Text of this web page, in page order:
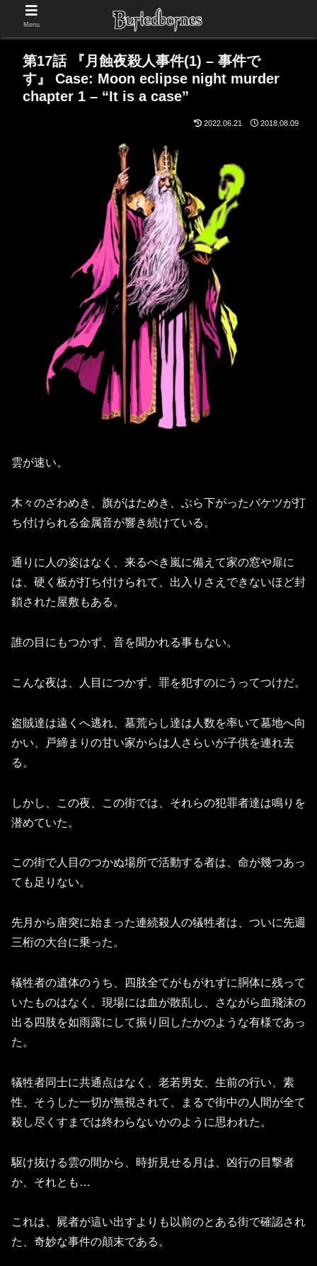
第17話 『月蝕夜殺人事件(1) – 事件で
す』 Case: Moon eclipse night murder
chapter 1 – “It is a case”
2022.06.21 2018.08.09
雲が速い。
木々のざわめき、旗がはためき、ぶら下がったバケツが打
ち付けられる金属音が響き続けている。
通りに人の姿はなく、来るべき嵐に備えて家の窓や扉に
は、硬く板が打ち付けられて、出入りさえできないほど封
鎖された屋敷もある。
誰の目にもつかず、音を聞かれる事もない。
こんな夜は、人目につかず、罪を犯すのにうってつけだ。
盗賊達は遠くへ逃れ、墓荒らし達は人数を率いて墓地へ向
かい、戸締まりの甘い家からは人さらいが子供を連れ去
る。
しかし、この夜、この街では、それらの犯罪者達は鳴りを
潜めていた。
この街で人目のつかぬ場所で活動する者は、命が幾つあっ
ても足りない。
先月から唐突に始まった連続殺人の犠牲者は、ついに先週
三桁の大台に乗った。
犠牲者の遺体のうち、四肢全てがもがれずに胴体に残って
いたものはなく、現場には血が散乱し、さながら血飛沫の
出る四肢を如雨露にして振り回したかのような有様であっ
た。
犠牲者同士に共通点はなく、老若男女、生前の行い、素
性、そうした一切が無視されて、まるで街中の人間が全て
殺し尽くすまでは終わらないかのように思われた。
駆け抜ける雲の間から、時折見せる月は、凶行の目撃者
か、それとも…
これは、屍者が這い出すよりも以前のとある街で確認され
た、奇妙な事件の顛末である。
Menu